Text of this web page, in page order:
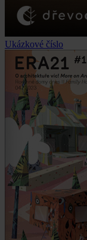
Ukázkové číslo